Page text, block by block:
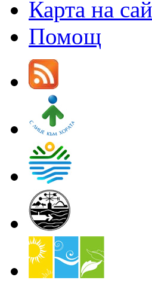
Карта на
Помощ